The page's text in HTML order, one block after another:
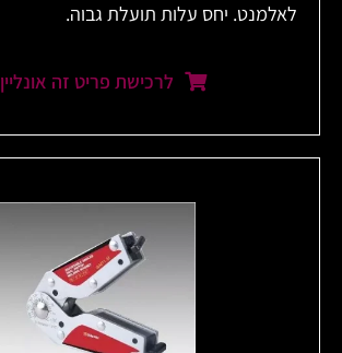
לאלמנט. יחס עלות תועלת גבוה.
לרכישת פריט זה אונליין